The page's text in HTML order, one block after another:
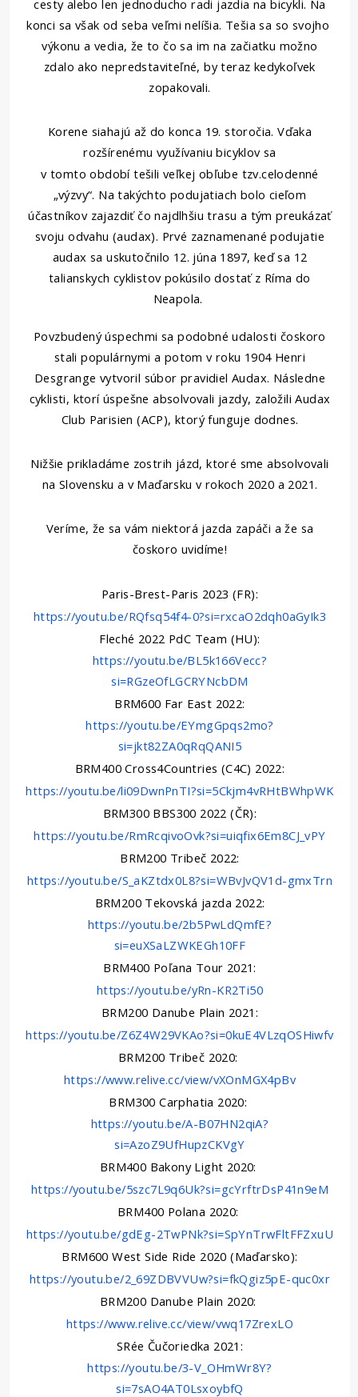
cesty alebo len jednoducho radi jazdia na bicykli. Na
konci sa však od seba veľmi nelíšia. Tešia sa so svojho
výkonu a vedia, že to čo sa im na začiatku možno
zdalo ako nepredstaviteľné, by teraz kedykoľvek
zopakovali.
Korene siahajú až do konca 19. storočia. Vďaka
rozšírenému využívaniu bicyklov sa
v tomto období tešili veľkej obľube tzv.celodenné
„výzvy“. Na takýchto podujatiach bolo cieľom
účastníkov zajazdiť čo najdlhšiu trasu a tým preukázať
svoju odvahu (audax). Prvé zaznamenané podujatie
audax sa uskutočnilo 12. júna 1897, keď sa 12
talianskych cyklistov pokúsilo dostať z Ríma do
Neapola.
Povzbudený úspechmi sa podobné udalosti čoskoro
stali populárnymi a potom v roku 1904 Henri
Desgrange vytvoril súbor pravidiel Audax. Následne
cyklisti, ktorí úspešne absolvovali jazdy, založili Audax
Club Parisien (ACP), ktorý funguje dodnes.
Nižšie prikladáme zostrih jázd, ktoré sme absolvovali
na Slovensku a v Maďarsku v rokoch 2020 a 2021.
Veríme, že sa vám niektorá jazda zapáči a že sa
čoskoro uvidíme!
Paris-Brest-Paris 2023 (FR):
https://youtu.be/RQfsq54f4-0?si=rxcaO2dqh0aGyIk3
Fleché 2022 PdC Team (HU):
https://youtu.be/BL5k166Vecc?
si=RGzeOfLGCRYNcbDM
BRM600 Far East 2022:
https://youtu.be/EYmgGpqs2mo?
si=jkt82ZA0qRqQANI5
BRM400 Cross4Countries (C4C) 2022:
https://youtu.be/li09DwnPnTI?si=5Ckjm4vRHtBWhpWK
BRM300 BBS300 2022 (ČR):
https://youtu.be/RmRcqivoOvk?si=uiqfix6Em8CJ_vPY
BRM200 Tribeč 2022:
https://youtu.be/S_aKZtdx0L8?si=WBvJvQV1d-gmxTrn
BRM200 Tekovská jazda 2022:
https://youtu.be/2b5PwLdQmfE?
si=euXSaLZWKEGh10FF
BRM400 Poľana Tour 2021:
https://youtu.be/yRn-KR2Ti50
BRM200 Danube Plain 2021:
https://youtu.be/Z6Z4W29VKAo?si=0kuE4VLzqOSHiwfv
BRM200 Tribeč 2020:
https://www.relive.cc/view/vXOnMGX4pBv
BRM300 Carphatia 2020:
https://youtu.be/A-B07HN2qiA?
si=AzoZ9UfHupzCKVgY
BRM400 Bakony Light 2020:
https://youtu.be/5szc7L9q6Uk?si=gcYrftrDsP41n9eM
BRM400 Polana 2020:
https://youtu.be/gdEg-2TwPNk?si=SpYnTrwFltFFZxuU
BRM600 West Side Ride 2020 (Maďarsko):
https://youtu.be/2_69ZDBVVUw?si=fkQgiz5pE-quc0xr
BRM200 Danube Plain 2020:
https://www.relive.cc/view/vwq17ZrexLO
SRée Čučoriedka 2021:
https://youtu.be/3-V_OHmWr8Y?
si=7sAO4AT0LsxoybfQ